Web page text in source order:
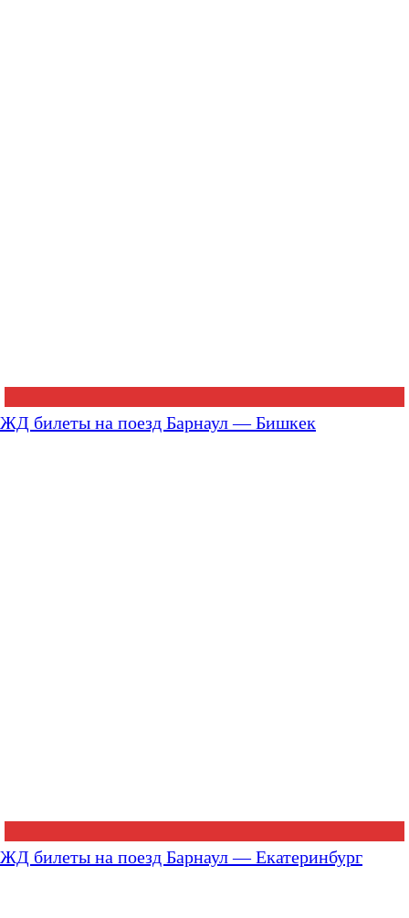
ЖД билеты на поезд Барнаул — Бишкек
ЖД билеты на поезд Барнаул — Екатеринбург